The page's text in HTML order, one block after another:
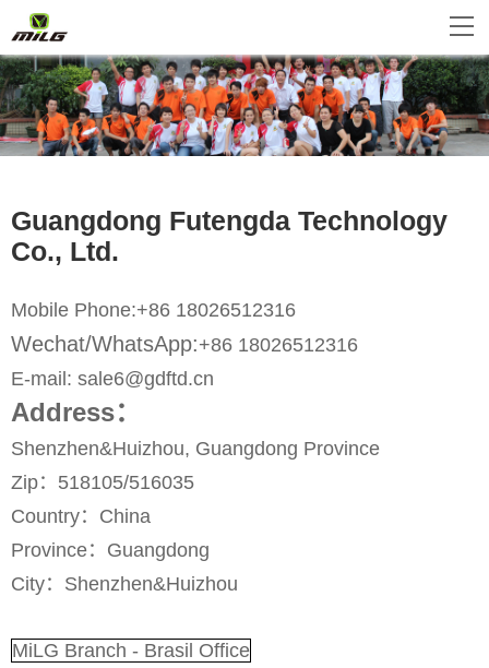
Guangdong Futengda Technology
Co., Ltd.
Mobile Phone:+86 18026512316
Wechat/WhatsApp:+86 18026512316
E-mail: sale6@gdftd.cn
Address：
Shenzhen&Huizhou, Guangdong Province
Zip： 518105/516035
Country： China
Province： Guangdong
City： Shenzhen&Huizhou
MiLG Branch - Brasil Office